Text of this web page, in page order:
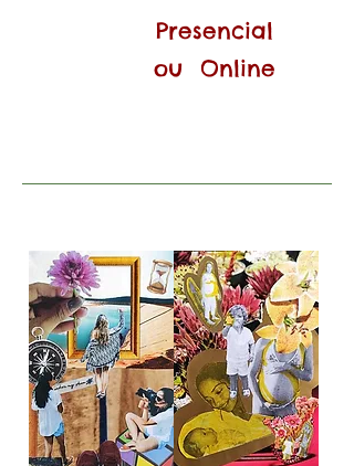
Presencial
ou Online